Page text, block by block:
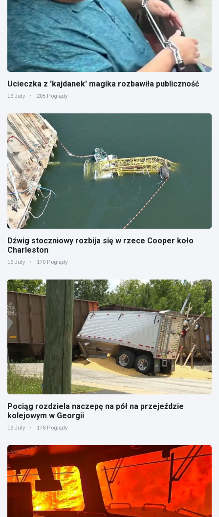
Ucieczka z 'kajdanek' magika rozbawiła publiczność
16 July 205 Poglądy
Dźwig stoczniowy rozbija się w rzece Cooper koło
Charleston
16 July 170 Poglądy
Pociąg rozdziela naczepę na pół na przejeździe
kolejowym w Georgii
16 July 178 Poglądy